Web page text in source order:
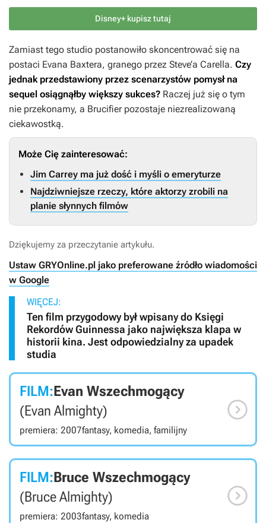
Disney+ kupisz tutaj
Zamiast tego studio postanowiło skoncentrować się na
postaci Evana Baxtera, granego przez Steve’a Carella. Czy
jednak przedstawiony przez scenarzystów pomysł na
sequel osiągnąłby większy sukces? Raczej już się o tym
nie przekonamy, a Brucifierpozostaje niezrealizowaną
ciekawostką.
Może Cię zainteresować:
Jim Carrey ma już dość i myśli o emeryturze
Najdziwniejsze rzeczy, które aktorzy zrobili na
planie słynnych filmów
Dziękujemy za przeczytanie artykułu.
Ustaw GRYOnline.pl jako preferowane źródło wiadomości
w Google
WIĘCEJ:
Ten film przygodowy był wpisany do Księgi
Rekordów Guinnessa jako największa klapa w
historii kina. Jest odpowiedzialny za upadek
studia
FILM:Evan Wszechmogący
(Evan Almighty)
premiera: 2007fantasy, komedia, familijny

FILM:Bruce Wszechmogący
(Bruce Almighty)
premiera: 2003fantasy, komedia
